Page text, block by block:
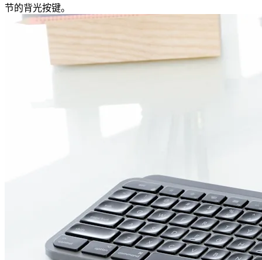
节的背光按键。